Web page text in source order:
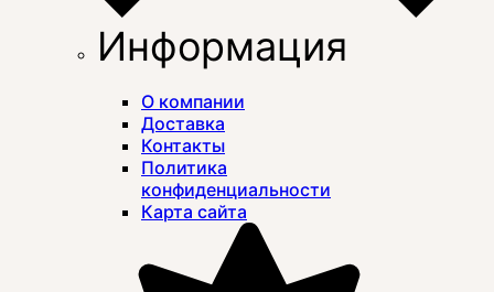
Информация
О компании
Доставка
Контакты
Политика
конфиденциальности
Карта сайта